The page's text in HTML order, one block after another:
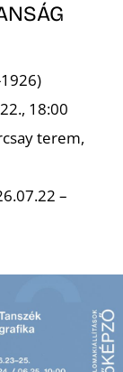
18:00
terem,
–